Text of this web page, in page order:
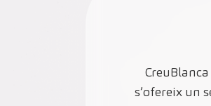
s’ofereix un